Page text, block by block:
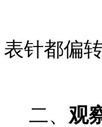
表针都偏
二、 观